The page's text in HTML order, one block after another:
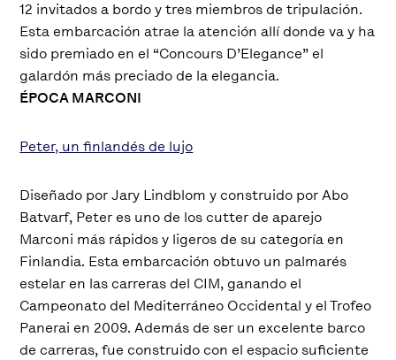
12 invitados a bordo y tres miembros de tripulación.
Esta embarcación atrae la atención allí donde va y ha
sido premiado en el “Concours D’Elegance” el
galardón más preciado de la elegancia.
ÉPOCA MARCONI
Peter, un finlandés de lujo
Diseñado por Jary Lindblom y construido por Abo
Batvarf, Peter es uno de los cutter de aparejo
Marconi más rápidos y ligeros de su categoría en
Finlandia. Esta embarcación obtuvo un palmarés
estelar en las carreras del CIM, ganando el
Campeonato del Mediterráneo Occidental y el Trofeo
Panerai en 2009. Además de ser un excelente barco
de carreras, fue construido con el espacio suficiente